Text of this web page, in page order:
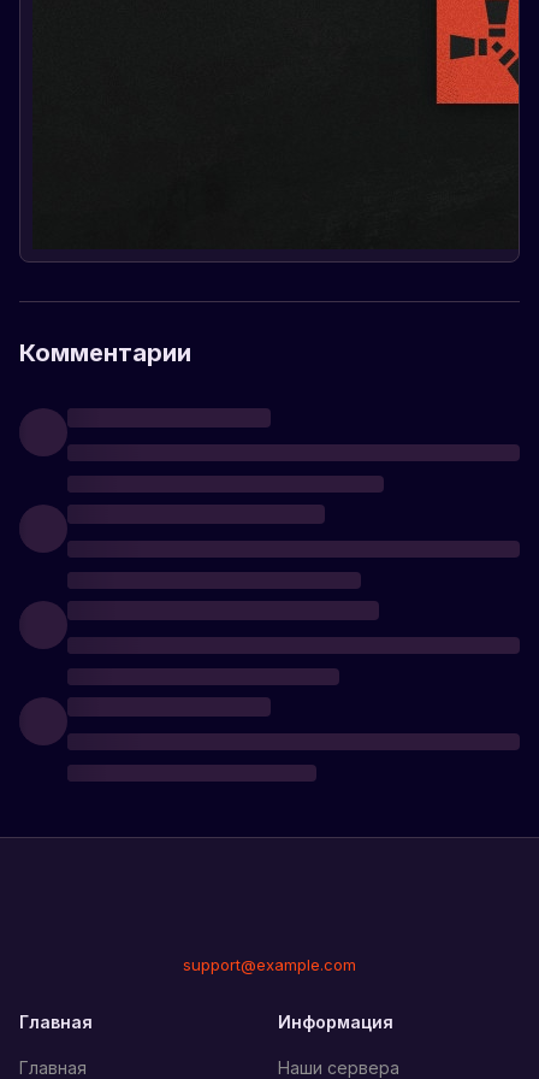
Комментарии
support@example.com
Главная
Главная
Информация
Наши сервера